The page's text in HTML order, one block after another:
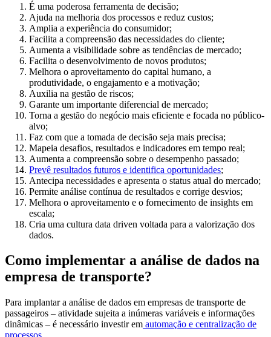
É uma poderosa ferramenta de decisão;
Ajuda na melhoria dos processos e reduz custos;
Amplia a experiência do consumidor;
Facilita a compreensão das necessidades do cliente;
Aumenta a visibilidade sobre as tendências de mercado;
Facilita o desenvolvimento de novos produtos;
Melhora o aproveitamento do capital humano, a
produtividade, o engajamento e a motivação;
Auxilia na gestão de riscos;
Garante um importante diferencial de mercado;
Torna a gestão do negócio mais eficiente e focada no público-
alvo;
Faz com que a tomada de decisão seja mais precisa;
Mapeia desafios, resultados e indicadores em tempo real;
Aumenta a compreensão sobre o desempenho passado;
Prevê resultados futuros e identifica oportunidades;
Antecipa necessidades e apresenta o status atual do mercado;
Permite análise contínua de resultados e corrige desvios;
Melhora o aproveitamento e o fornecimento de insights em
escala;
Cria uma cultura data driven voltada para a valorização dos
dados.
Como implementar a análise de dados na
empresa de transporte?
Para implantar a análise de dados em empresas de transporte de
passageiros – atividade sujeita a inúmeras variáveis e informações
dinâmicas – é necessário investir em automação e centralização de